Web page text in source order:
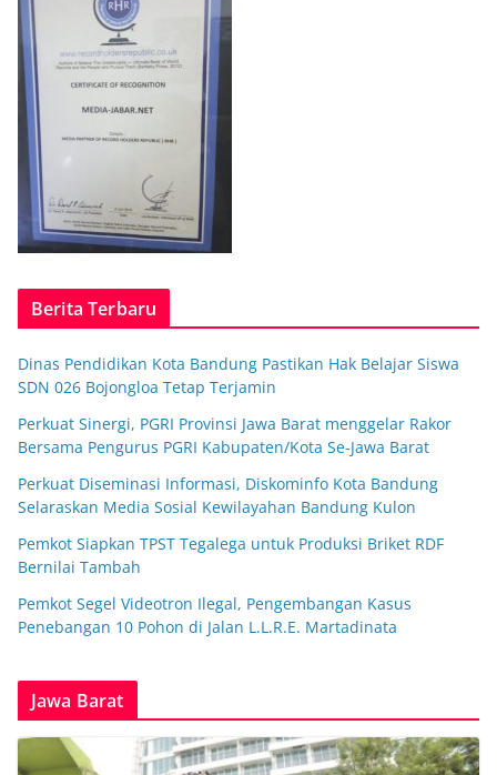
Berita Terbaru
Dinas Pendidikan Kota Bandung Pastikan Hak Belajar Siswa
SDN 026 Bojongloa Tetap Terjamin
Perkuat Sinergi, PGRI Provinsi Jawa Barat menggelar Rakor
Bersama Pengurus PGRI Kabupaten/Kota Se-Jawa Barat
Perkuat Diseminasi Informasi, Diskominfo Kota Bandung
Selaraskan Media Sosial Kewilayahan Bandung Kulon
Pemkot Siapkan TPST Tegalega untuk Produksi Briket RDF
Bernilai Tambah
Pemkot Segel Videotron Ilegal, Pengembangan Kasus
Penebangan 10 Pohon di Jalan L.L.R.E. Martadinata
Jawa Barat